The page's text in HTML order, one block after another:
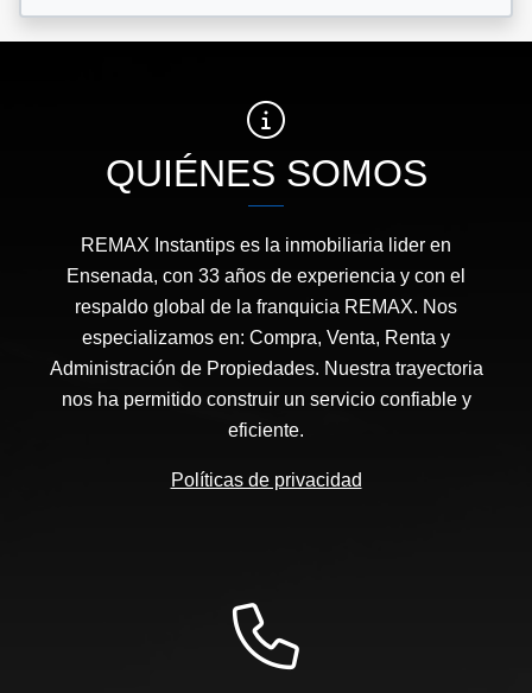
QUIÉNES SOMOS
REMAX Instantips es la inmobiliaria lider en
Ensenada, con 33 años de experiencia y con el
respaldo global de la franquicia REMAX. Nos
especializamos en: Compra, Venta, Renta y
Administración de Propiedades. Nuestra trayectoria
nos ha permitido construir un servicio confiable y
eficiente.
Políticas de privacidad